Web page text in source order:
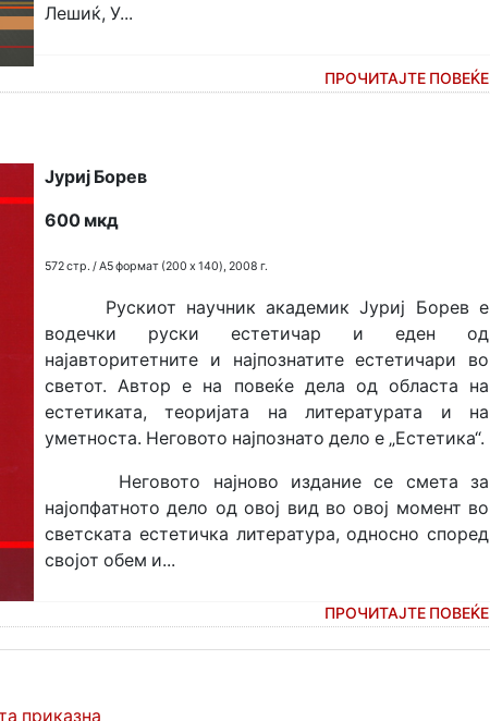
Лешиќ, У...
ПРОЧИТАЈТЕ ПОВЕЌЕ
Јуриј Борев
600 мкд
572 стр. / A5 формат (200 x 140), 2008 г.
Рускиот научник академик Јуриј Борев е
водечки руски естетичар и еден од
најавторитетните и најпознатите естетичари во
светот. Автор е на повеќе дела од областа на
естетиката, теоријата на литературата и на
уметноста. Неговото најпознато дело е „Естетика“.
Неговото најново издание се смета за
најопфатното дело од овој вид во овој момент во
светската естетичка литература, односно според
својот обем и...
ПРОЧИТАЈТЕ ПОВЕЌЕ
приказна